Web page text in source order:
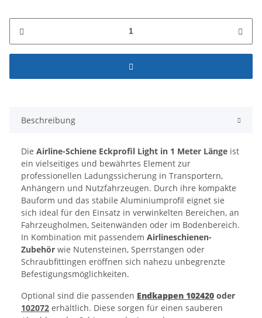
Beschreibung
Die Airline-Schiene Eckprofil Light in 1 Meter Länge ist
ein vielseitiges und bewährtes Element zur
professionellen Ladungssicherung in Transportern,
Anhängern und Nutzfahrzeugen. Durch ihre kompakte
Bauform und das stabile Aluminiumprofil eignet sie
sich ideal für den Einsatz in verwinkelten Bereichen, an
Fahrzeugholmen, Seitenwänden oder im Bodenbereich.
In Kombination mit passendem Airlineschienen-
Zubehör wie Nutensteinen, Sperrstangen oder
Schraubfittingen eröffnen sich nahezu unbegrenzte
Befestigungsmöglichkeiten.
Optional sind die passenden Endkappen 102420 oder
102072 erhältlich. Diese sorgen für einen sauberen